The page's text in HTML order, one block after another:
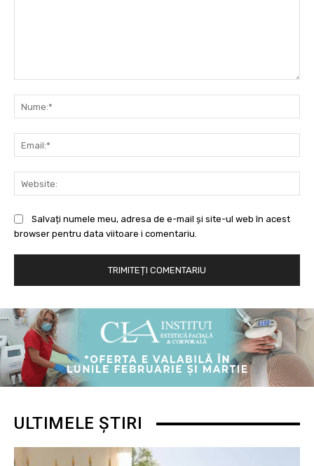
Salvați numele meu, adresa de e-mail și site-ul web în acest
browser pentru data viitoare i comentariu.
ULTIMELE ȘTIRI